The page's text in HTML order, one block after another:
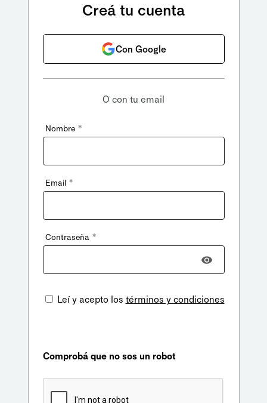
Creá tu cuenta
Con Google
O con tu email
Nombre *
Email *
Contraseña *
Leí y acepto los términos y condiciones
Comprobá que no sos un robot